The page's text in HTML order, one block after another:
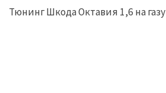
Тюнинг Шкода Октавия 1,6 на газу